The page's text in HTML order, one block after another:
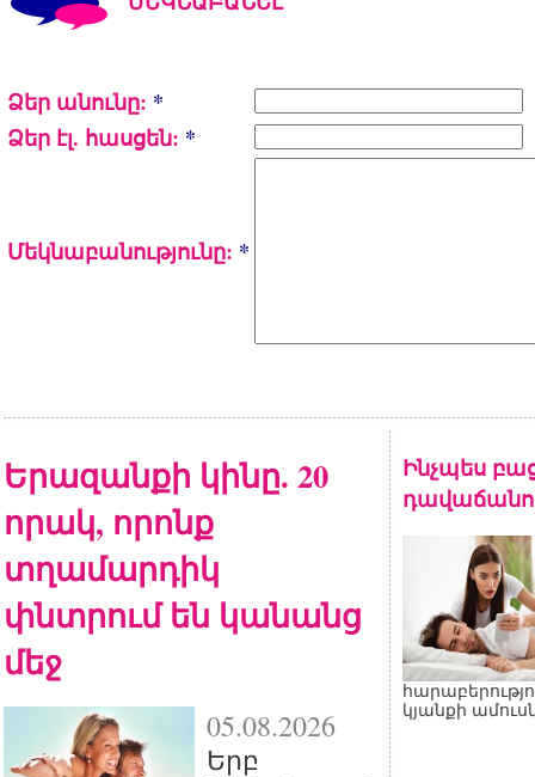
Ձեր անունը: *
Ձեր էլ. հասցեն: *
Մեկնաբանությունը: *
Երազանքի կինը. 20
որակ, որոնք
տղամարդիկ
փնտրում են կանանց
մեջ
05.08.2026
Երբ
Ինչպես
կյանքի